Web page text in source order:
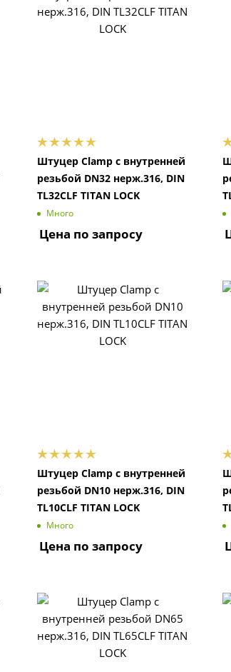
Штуцер Clamp с внутренней
резьбой DN32 нерж.316, DIN
TL32CLF TITAN LOCK
Много
Цена по запросу
Штуцер Clamp с внутренней
резьбой DN10 нерж.316, DIN
TL10CLF TITAN LOCK
Много
Цена по запросу